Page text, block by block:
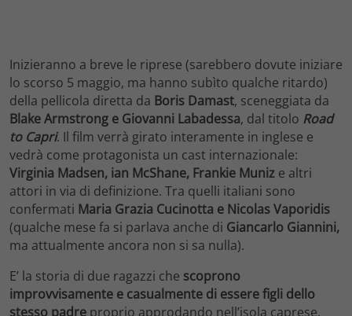
Inizieranno a breve le riprese (sarebbero dovute iniziare
lo scorso 5 maggio, ma hanno subìto qualche ritardo)
della pellicola diretta da Boris Damast, sceneggiata da
Blake Armstrong e Giovanni Labadessa, dal titolo Road
to Capri. Il film verrà girato interamente in inglese e
vedrà come protagonista un cast internazionale:
Virginia Madsen, ian McShane, Frankie Muniz e altri
attori in via di definizione. Tra quelli italiani sono
confermati Maria Grazia Cucinotta e Nicolas Vaporidis
(qualche mese fa si parlava anche di Giancarlo Giannini,
ma attualmente ancora non si sa nulla).
E’ la storia di due ragazzi che scoprono
improvvisamente e casualmente di essere figli dello
stesso padre proprio approdando nell’isola caprese.